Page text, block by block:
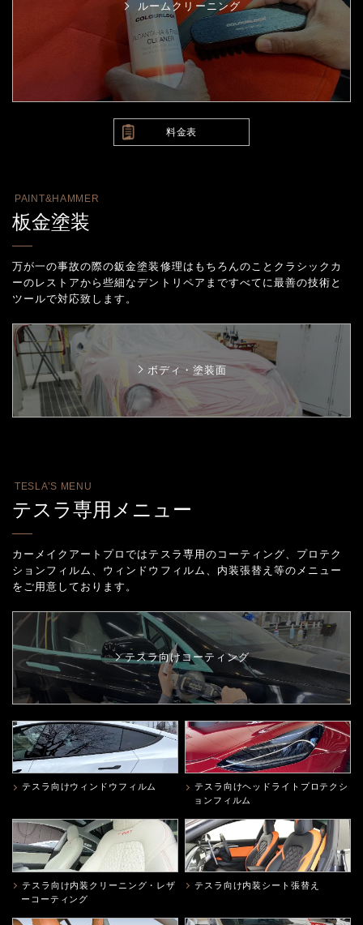
ルームクリーニング
料金表
PAINT&HAMMER
板金塗装
万が一の事故の際の鈑金塗装修理はもちろんのことクラシックカ
ーのレストアから些細なデントリペアまですべてに最善の技術と
ツールで対応致します。
ボディ・塗装面
TESLA’S MENU
テスラ専用メニュー
カーメイクアートプロではテスラ専用のコーティング、プロテク
ションフィルム、 ウィンドウフィルム、内装張替え等のメニュー
をご用意しております。
テスラ向けコーティング
テスラ向けウィンドウフィルム
テスラ向けヘッドライトプロテクシ
ョンフィルム
テスラ向け内装クリーニング・レザ
ーコーティング
テスラ向け内装シート張替え